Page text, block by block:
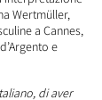
Wertmüller,
a Cannes,
e
di aver